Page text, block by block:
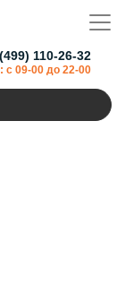
110-26-32
с 09-00 до 22-00